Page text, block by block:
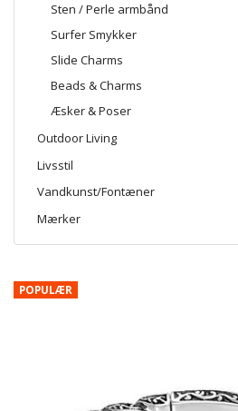
Sten / Perle armbånd
Surfer Smykker
Slide Charms
Beads & Charms
Æsker & Poser
Outdoor Living
Livsstil
Vandkunst/Fontæner
Mærker
POPULÆR